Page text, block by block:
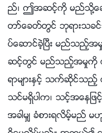
ည္၊ ဤအဆင့္ကို မည္သို႔ေဆ
တာ္ေခတ္တြင္ ဘုရားသ
ပ္ေဆာင္ခဲ့ၿပီး မည္သည့္
ဆင့္တြင္ မည္သည့္အမႈ
ရာမ်ားႏွင့္ သက္ဆိုင္သည့္
သင္မရွိပါက၊ သင့္အေန
အခါမွ် ခံစားရလိမ့္မည္